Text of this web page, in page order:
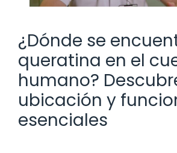
¿Dónde se
queratina en el
humano?
ubicación y
esenciales